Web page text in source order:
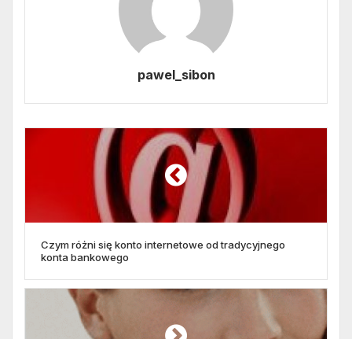
pawel_sibon
Czym różni się konto internetowe od tradycyjnego
konta bankowego